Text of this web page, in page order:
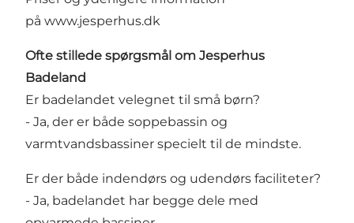
på www.jesperhus.dk
Ofte stillede spørgsmål om Jesperhus
Badeland
Er badelandet velegnet til små børn?
- Ja, der er både soppebassin og
varmtvandsbassiner specielt til de mindste.
Er der både indendørs og udendørs faciliteter?
- Ja, badelandet har begge dele med